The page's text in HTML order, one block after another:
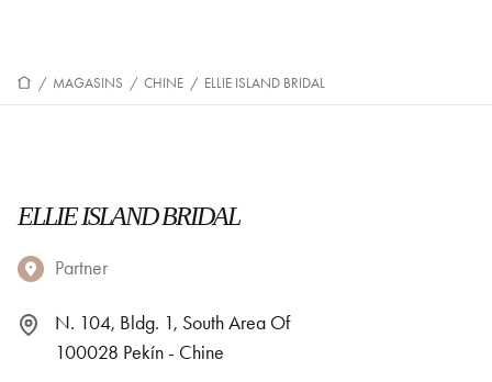
/ MAGASINS / CHINE / ELLIE ISLAND BRIDAL
ELLIE ISLAND BRIDAL
Partner
N. 104, Bldg. 1, South Area Of
100028 Pekín - Chine